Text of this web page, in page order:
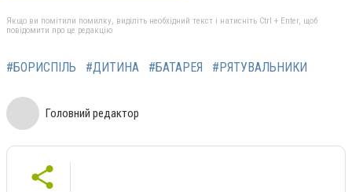
Якщо ви помітили помилку, виділіть необхідний текст і натисніть Ctrl + Enter, щоб
повідомити про це редакцію
#БОРИСПІЛЬ #ДИТИНА #БАТАРЕЯ #РЯТУВАЛЬНИКИ
Головний редактор